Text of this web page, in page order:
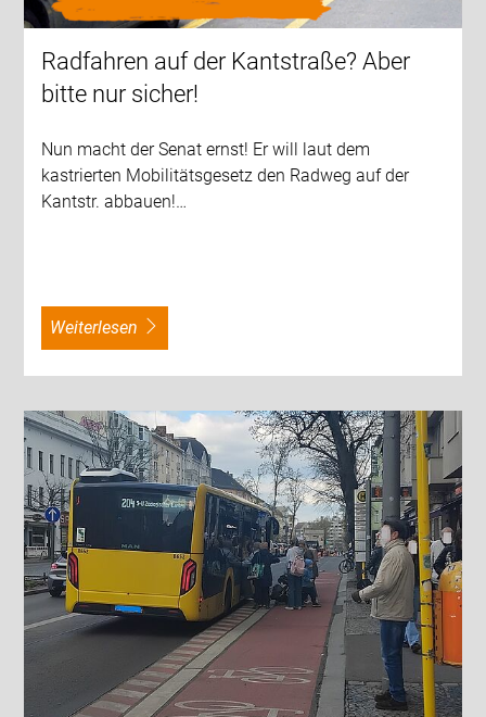
Radfahren auf der Kantstraße? Aber
bitte nur sicher!
Nun macht der Senat ernst! Er will laut dem
kastrierten Mobilitätsgesetz den Radweg auf der
Kantstr. abbauen!…
weiterlesen